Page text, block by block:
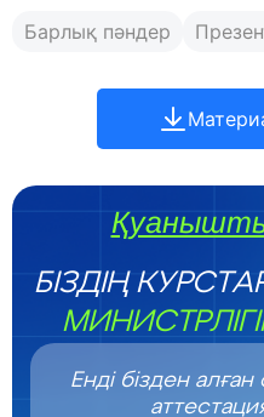
Барлық пәндер
БІЗДІҢ
Енді бізден